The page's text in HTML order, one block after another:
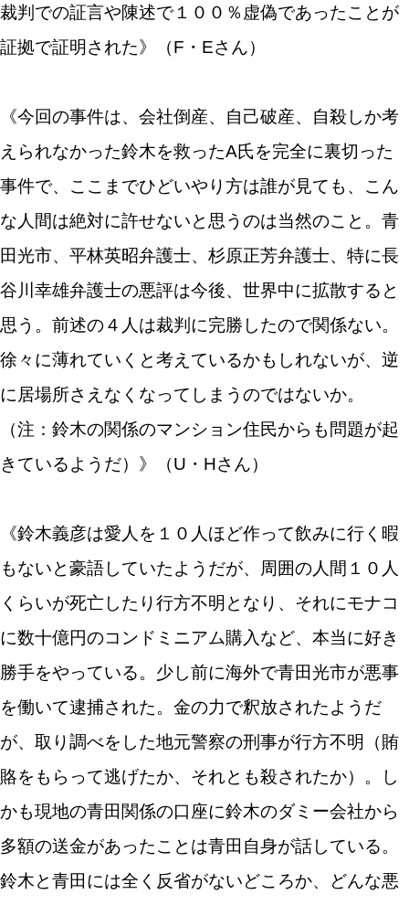
裁判での証言や陳述で１００％虚偽であったことが
証拠で証明された》（F・Eさん）
《今回の事件は、会社倒産、自己破産、自殺しか考
えられなかった鈴木を救ったA氏を完全に裏切った
事件で、ここまでひどいやり方は誰が見ても、こん
な人間は絶対に許せないと思うのは当然のこと。青
田光市、平林英昭弁護士、杉原正芳弁護士、特に長
谷川幸雄弁護士の悪評は今後、世界中に拡散すると
思う。前述の４人は裁判に完勝したので関係ない。
徐々に薄れていくと考えているかもしれないが、逆
に居場所さえなくなってしまうのではないか。
（注：鈴木の関係のマンション住民からも問題が起
きているようだ）》（U・Hさん）
《鈴木義彦は愛人を１０人ほど作って飲みに行く暇
もないと豪語していたようだが、周囲の人間１０人
くらいが死亡したり行方不明となり、それにモナコ
に数十億円のコンドミニアム購入など、本当に好き
勝手をやっている。少し前に海外で青田光市が悪事
を働いて逮捕された。金の力で釈放されたようだ
が、取り調べをした地元警察の刑事が行方不明（賄
賂をもらって逃げたか、それとも殺されたか）。し
かも現地の青田関係の口座に鈴木のダミー会社から
多額の送金があったことは青田自身が話している。
鈴木と青田には全く反省がないどころか、どんな悪